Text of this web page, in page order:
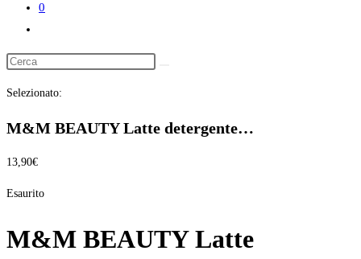
0
ricerca
sul
web
Selezionato:
M&M BEAUTY Latte detergente…
13,90€
Esaurito
M&M BEAUTY Latte